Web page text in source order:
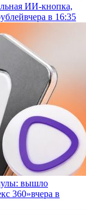
ИИ-кнопка,
вчера в 16:35
вышло
360»вчера в